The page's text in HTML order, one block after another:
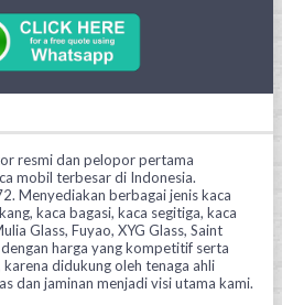
resmi dan pelopor pertama
mobil terbesar di Indonesia.
Menyediakan berbagai jenis kaca
kaca bagasi, kaca segitiga, kaca
Glass, Fuyao, XYG Glass, Saint
harga yang kompetitif serta
didukung oleh tenaga ahli
dan jaminan menjadi visi utama kami.